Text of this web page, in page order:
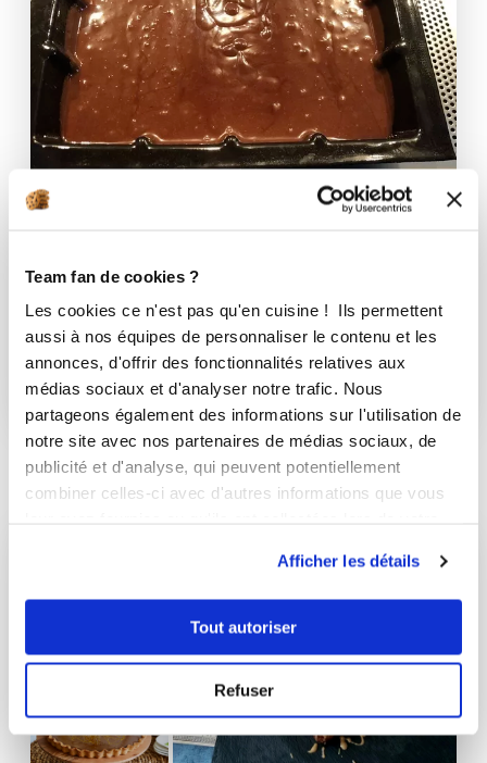
Team fan de cookies ?
Les cookies ce n'est pas qu'en cuisine ! Ils permettent
aussi à nos équipes de personnaliser le contenu et les
annonces, d'offrir des fonctionnalités relatives aux
médias sociaux et d'analyser notre trafic. Nous
partageons également des informations sur l'utilisation de
notre site avec nos partenaires de médias sociaux, de
publicité et d'analyse, qui peuvent potentiellement
combiner celles-ci avec d'autres informations que vous
Afficher les détails
Tout autoriser
Refuser
Fondant au chocolat léger
Aucune note
15min 0 23
Les favoris de juliiiine21(5)